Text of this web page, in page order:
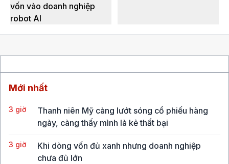
vốn vào doanh nghiệp
robot AI
Mới nhất
3 giờ
Thanh niên Mỹ càng lướt sóng cổ phiếu hàng
ngày, càng thấy mình là kẻ thất bại
3 giờ
Khi dòng vốn đủ xanh nhưng doanh nghiệp
chưa đủ lớn